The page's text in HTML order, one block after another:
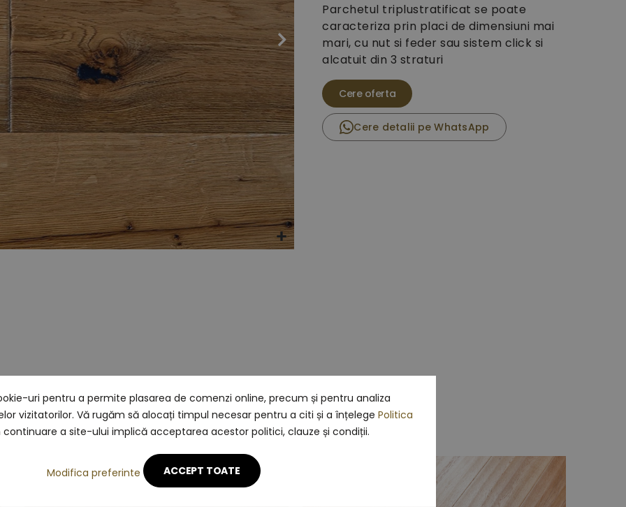
uri pentru a permite plasarea de comenzi online, precum și pentru analiza
vizitatorilor. Vă rugăm să alocați timpul necesar pentru a citi și a înțelege Politica
continuare a site-ului implică acceptarea acestor politici, clauze și condiții.
Modifica preferinte ACCEPT TOATE
Parchetul triplustratificat se poate
caracteriza prin placi de dimensiuni mai
mari, cu nut si feder sau sistem click si
alcatuit din 3 straturi
Cere detalii pe WhatsApp
si alte produse recomandate